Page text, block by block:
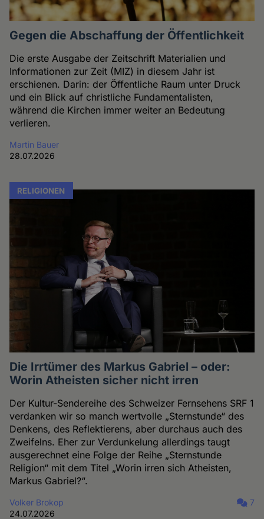
Gegen die Abschaffung der Öffentlichkeit
Die erste Ausgabe der Zeitschrift Materialien und
Informationen zur Zeit (MIZ) in diesem Jahr ist
erschienen. Darin: der Öffentliche Raum unter Druck
und ein Blick auf christliche Fundamentalisten,
während die Kirchen immer weiter an Bedeutung
verlieren.
Martin Bauer
28.07.2026
RELIGIONEN
Die Irrtümer des Markus Gabriel – oder:
Worin Atheisten sicher nicht irren
Der Kultur-Sendereihe des Schweizer Fernsehens SRF 1
verdanken wir so manch wertvolle „Sternstunde“ des
Denkens, des Reflektierens, aber durchaus auch des
Zweifelns. Eher zur Verdunkelung allerdings taugt
ausgerechnet eine Folge der Reihe „Sternstunde
Religion“ mit dem Titel „Worin irren sich Atheisten,
Markus Gabriel?“.
Volker Brokop
24.07.2026
7